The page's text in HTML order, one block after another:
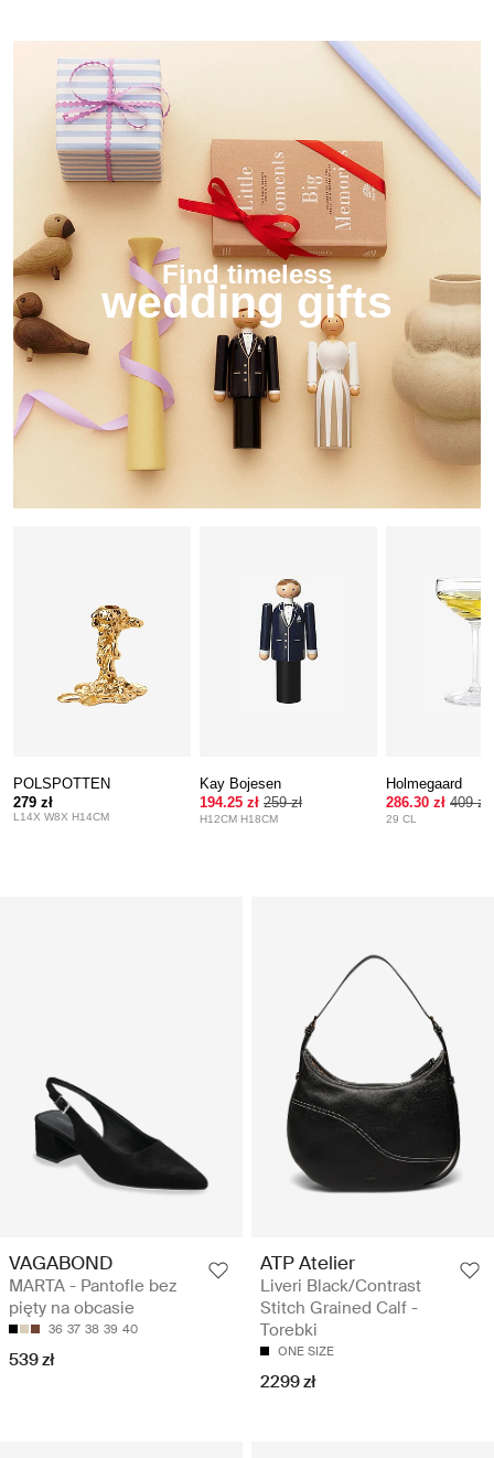
VAGABOND
MARTA - Pantofle bez
pięty na obcasie
36 37 38 39 40
539 zł
ATP Atelier
Liveri Black/Contrast
Stitch Grained Calf -
Torebki
ONE SIZE
2299 zł
Find timeless
wedding gifts
POLSPOTTEN
279 zł
L14X W8X H14CM
Kay Bojesen
194.25 zł 259 zł
H12CM H18CM
Holmegaard
286.30 zł 409 zł
29 CL